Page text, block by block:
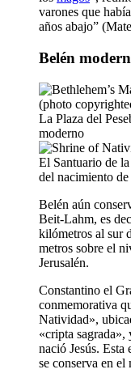
varones que
años abajo”
Belén
La Plaza del
moderno
El Santuario de
del nacimiento
Belén aún
Beit-Lahm, es
kilómetros al sur
metros sobre el
Jerusalén.
Constantino el
conmemorativa
Natividad»,
«cripta sagrada»,
nació Jesús. Esta
se conserva en el